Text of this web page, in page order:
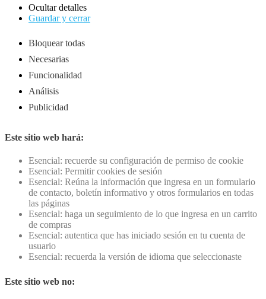
Ocultar detalles
Guardar y cerrar
Bloquear todas
Necesarias
Funcionalidad
Análisis
Publicidad
Este sitio web hará:
Esencial: recuerde su configuración de permiso de cookie
Esencial: Permitir cookies de sesión
Esencial: Reúna la información que ingresa en un formulario
de contacto, boletín informativo y otros formularios en todas
las páginas
Esencial: haga un seguimiento de lo que ingresa en un carrito
de compras
Esencial: autentica que has iniciado sesión en tu cuenta de
usuario
Esencial: recuerda la versión de idioma que seleccionaste
Este sitio web no: